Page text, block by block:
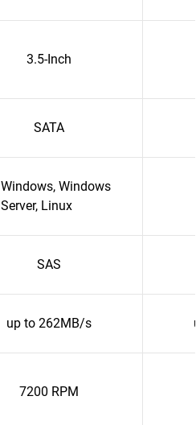
3.5-Inch
SATA
Windows, Windows
Server, Linux
SAS
up to 262MB/s
7200 RPM